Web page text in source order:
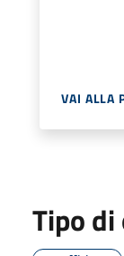
VAI ALLA
Tipo